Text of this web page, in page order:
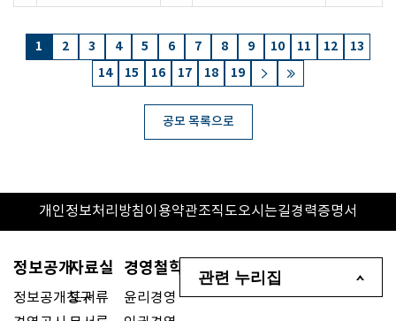
1 2 3 4 5 6 7 8 9 10 11 12
13
14
15 16 17 18 19
공모 목록으로
개인정보처리방침이용약관조직도오시는길경력증명서
정보공개
정보공개청구
자료실
도서류
경영철학
윤리경영
관련 누리집